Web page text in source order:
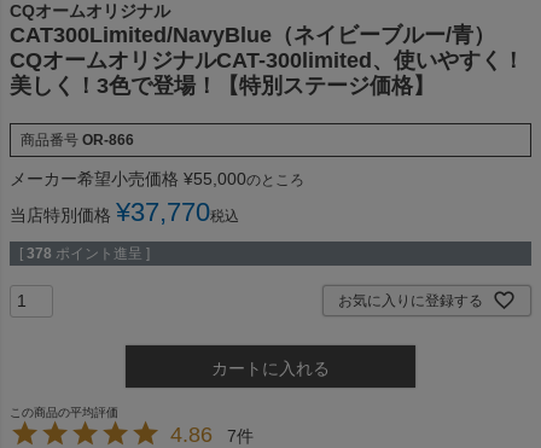
CQオームオリジナル
CAT300Limited/NavyBlue（ネイビーブルー/青）
CQオームオリジナルCAT-300limited、使いやすく！
美しく！3色で登場！【特別ステージ価格】
商品番号 OR-866
メーカー希望小売価格 ¥55,000のところ
当店特別価格 ¥37,770税込
[ 378 ポイント進呈 ]
お気に入りに登録する
カートに入れる
4.86 7